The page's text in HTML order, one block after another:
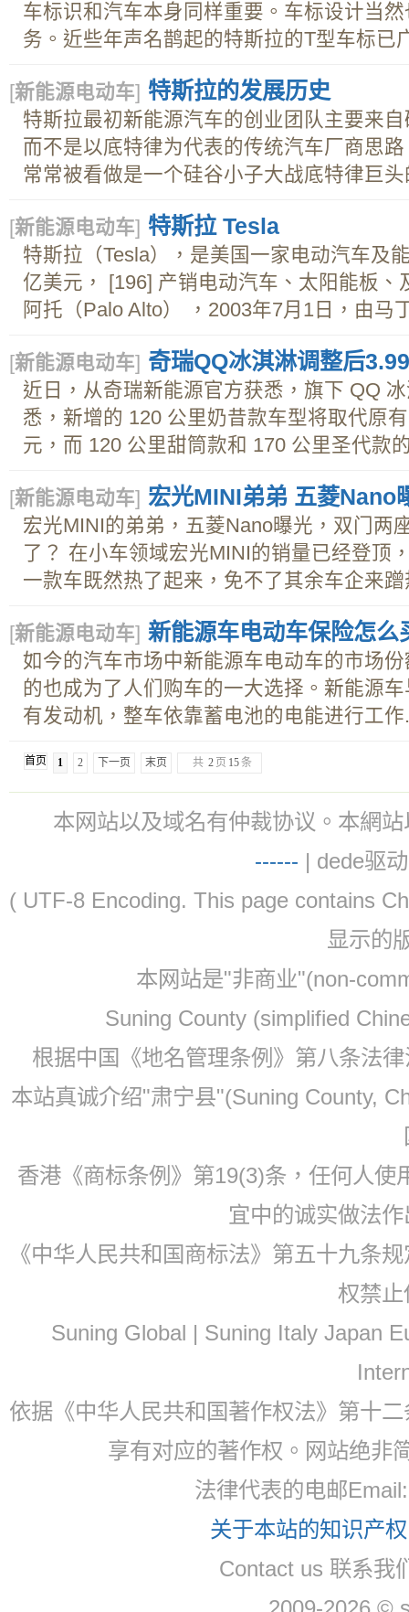
车标识和汽车本身同样重要。车标设计当
务。近些年声名鹊起的特斯拉的T型车标已
[新能源电动车] 特斯拉的发展历史
特斯拉最初新能源汽车的创业团队主要来
而不是以底特律为代表的传统汽车厂商思
常常被看做是一个硅谷小子大战底特律巨头
[新能源电动车] 特斯拉 Tesla
特斯拉（Tesla），是美国一家电动汽车及
亿美元， [196] 产销电动汽车、太阳能板、
阿托（Palo Alto） ，2003年7月1日，由马
[新能源电动车] 奇瑞QQ冰淇淋调整后
近日，从奇瑞新能源官方获悉，旗下 QQ
悉，新增的 120 公里奶昔款车型将取代原
元，而 120 公里甜筒款和 170 公里圣代款
[新能源电动车] 宏光MINI弟弟 五菱Nano
宏光MINI的弟弟，五菱Nano曝光，双门两
了？ 在小车领域宏光MINI的销量已经登顶
一款车既然热了起来，免不了其余车企来
[新能源电动车] 新能源车电动车保险怎么
如今的汽车市场中新能源车电动车的市场
的也成为了人们购车的一大选择。新能源
有发动机，整车依靠蓄电池的电能进行工作
首页 1 2 下一页 末页 共 2 页 15 条
本网站以及域名有仲裁协议。本網
------ | dede驱
( UTF-8 Encoding. This page contains
显示的
本网站是"非商业"(non-
Suning County (simplified
根据中国《地名管理条例》第八条法
本站真诚介绍"肃宁县"(Suning County,
香港《商标条例》第19(3)条，任何人
宜中的诚实做法
《中华人民共和国商标法》第五十九条
权禁
Suning Global | Suning Italy Japan
依据《中华人民共和国著作权法》第十
享有对应的著作权。网站绝非
法律代表的电邮
关于本站的知识产
Contact us 联系我